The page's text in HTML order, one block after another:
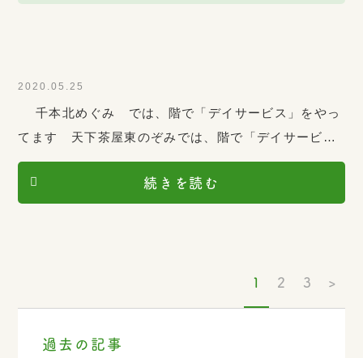
2020.05.25
千本北めぐみ では、階で「デイサービス」をやっ
てます 天下茶屋東のぞみでは、階で「デイサービ
ス」をやってます利用者さん募集中です 一緒に楽し
く過ごしましょう
続きを読む
1 2 3 >
過去の記事